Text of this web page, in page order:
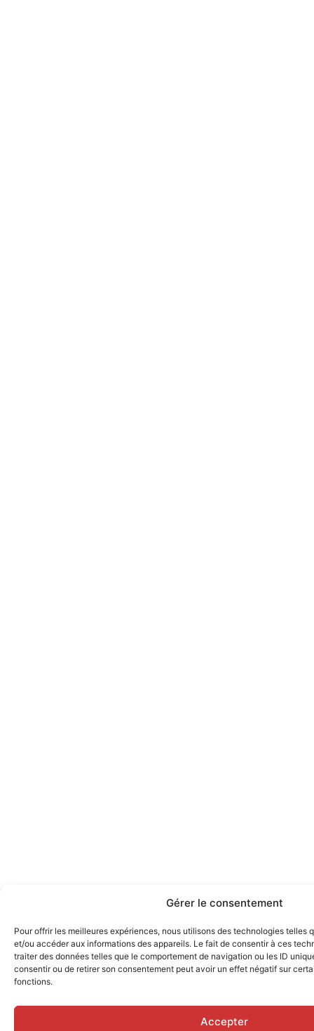
Gérer le consentement
Pour offrir les meilleures expériences, nous utilisons des technologies telles
et/ou accéder aux informations des appareils. Le fait de consentir à ces
traiter des données telles que le comportement de navigation ou les ID
consentir ou de retirer son consentement peut avoir un effet négatif sur
fonctions.
Accepter